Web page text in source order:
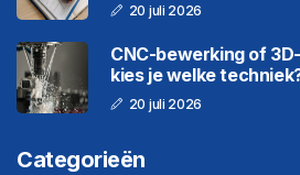
20 juli 2026
CNC-bewerking of
kies je welke
20 juli 2026
Categorieën